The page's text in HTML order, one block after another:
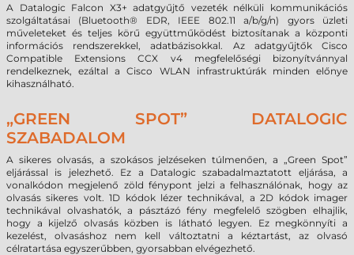
A Datalogic Falcon X3+ adatgyűjtő vezeték nélküli kommunikációs
szolgáltatásai (Bluetooth® EDR, IEEE 802.11 a/b/g/n) gyors üzleti
műveleteket és teljes körű együttműködést biztosítanak a központi
információs rendszerekkel, adatbázisokkal. Az adatgyűjtők Cisco
Compatible Extensions CCX v4 megfelelőségi bizonyítvánnyal
rendelkeznek, ezáltal a Cisco WLAN infrastruktúrák minden előnye
kihasználható.
„GREEN SPOT” DATALOGIC
SZABADALOM
A sikeres olvasás, a szokásos jelzéseken túlmenően, a „Green Spot”
eljárással is jelezhető. Ez a Datalogic szabadalmaztatott eljárása, a
vonalkódon megjelenő zöld fénypont jelzi a felhasználónak, hogy az
olvasás sikeres volt. 1D kódok lézer technikával, a 2D kódok imager
technikával olvashatók, a pásztázó fény megfelelő szögben elhajlik,
hogy a kijelző olvasás közben is látható legyen. Ez megkönnyíti a
kezelést, olvasáshoz nem kell változtatni a kéztartást, az olvasó
célratartása egyszerűbben, gyorsabban elvégezhető.